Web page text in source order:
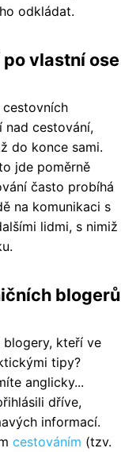
odkládat.
vlastní ose
nad cestování,
do konce sami.
jde poměrně
často probíhá
na komunikaci s
lidmi, s nimiž
blogerů
blogery, kteří ve
tipy?
anglicky...
dříve,
informací.
cestováním (tzv.